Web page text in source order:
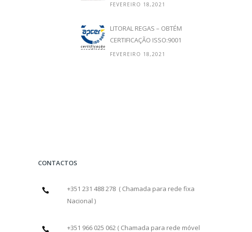
FEVEREIRO 18,2021
LITORAL REGAS – OBTÉM
CERTIFICAÇÃO ISSO:9001
FEVEREIRO 18,2021
CONTACTOS
+351 231 488 278 ( Chamada para rede fixa
Nacional )
+351 966 025 062 ( Chamada para rede móvel